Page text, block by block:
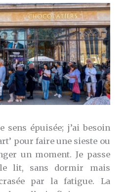
sens épuisée; j’ai besoin
pour faire une sieste ou
un moment. Je passe
lit, sans dormir mais
par la fatigue. La